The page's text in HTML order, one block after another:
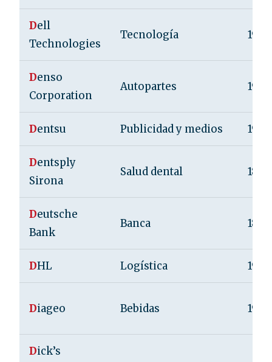
Dell
Technologies
Tecnología 1984
Denso
Corporation
Autopartes 1949
Dentsu Publicidad y medios 1901
Dentsply
Sirona
Salud dental 1899
Deutsche
Bank
Banca 1870
DHL Logística 1969
Diageo Bebidas 1997
Dick’s